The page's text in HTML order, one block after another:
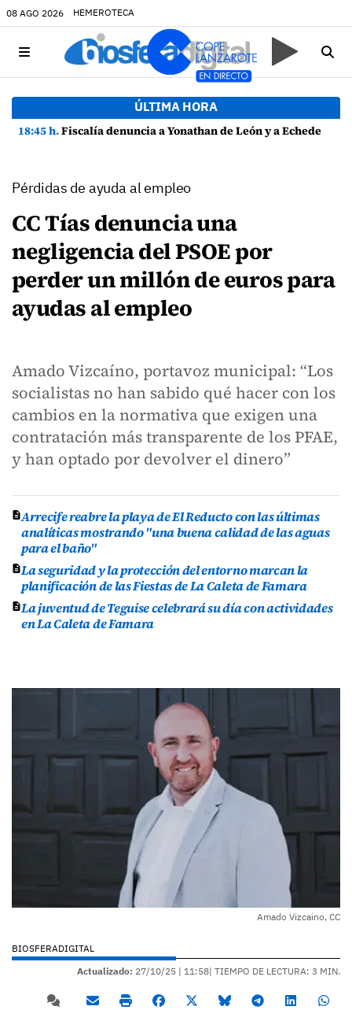
08 AGO 2026 HEMEROTECA
ÚLTIMA HORA
18:45 h.Fiscalía denuncia a Yonathan de León y a Echedey Eugenio por presuntas anomalías en contratos festivos
Pérdidas de ayuda al empleo
CC Tías denuncia una
negligencia del PSOE por
perder un millón de euros para
ayudas al empleo
Amado Vizcaíno, portavoz municipal: “Los
socialistas no han sabido qué hacer con los
cambios en la normativa que exigen una
contratación más transparente de los PFAE,
y han optado por devolver el dinero”
Arrecife reabre la playa de El Reducto con las últimas
analíticas mostrando "una buena calidad de las aguas
para el baño"
La seguridad y la protección del entorno marcan la
planificación de las Fiestas de La Caleta de Famara
La juventud de Teguise celebrará su día con actividades
en La Caleta de Famara
Amado Vizcaino, CC
BIOSFERADIGITAL
Actualizado: 27/10/25 | 11:58| TIEMPO DE LECTURA: 3 MIN.